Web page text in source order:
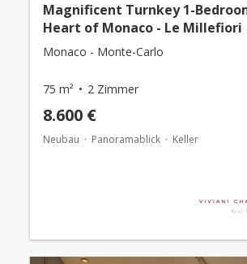
Magnificent Turnkey 1-
Heart of Monaco - Le Millefiori
Monaco - Monte-Carlo
75 m² 2 Zimmer
8.600 €
Neubau Panoramablick Keller